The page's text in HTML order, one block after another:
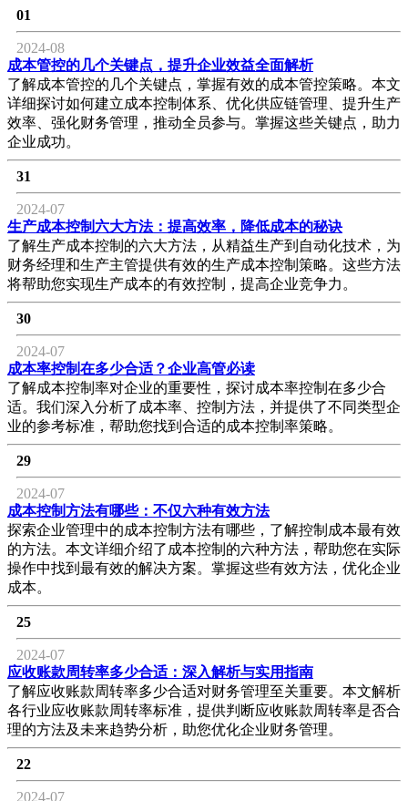
01
2024-08
成本管控的几个关键点，提升企业效益全面解析
了解成本管控的几个关键点，掌握有效的成本管控策略。本文
详细探讨如何建立成本控制体系、优化供应链管理、提升生产
效率、强化财务管理，推动全员参与。掌握这些关键点，助力
企业成功。
31
2024-07
生产成本控制六大方法：提高效率，降低成本的秘诀
了解生产成本控制的六大方法，从精益生产到自动化技术，为
财务经理和生产主管提供有效的生产成本控制策略。这些方法
将帮助您实现生产成本的有效控制，提高企业竞争力。
30
2024-07
成本率控制在多少合适？企业高管必读
了解成本控制率对企业的重要性，探讨成本率控制在多少合
适。我们深入分析了成本率、控制方法，并提供了不同类型企
业的参考标准，帮助您找到合适的成本控制率策略。
29
2024-07
成本控制方法有哪些：不仅六种有效方法
探索企业管理中的成本控制方法有哪些，了解控制成本最有效
的方法。本文详细介绍了成本控制的六种方法，帮助您在实际
操作中找到最有效的解决方案。掌握这些有效方法，优化企业
成本。
25
2024-07
应收账款周转率多少合适：深入解析与实用指南
了解应收账款周转率多少合适对财务管理至关重要。本文解析
各行业应收账款周转率标准，提供判断应收账款周转率是否合
理的方法及未来趋势分析，助您优化企业财务管理。
22
2024-07